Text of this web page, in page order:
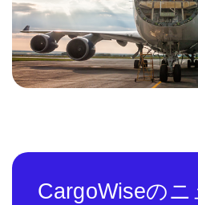
CargoWiseのニ